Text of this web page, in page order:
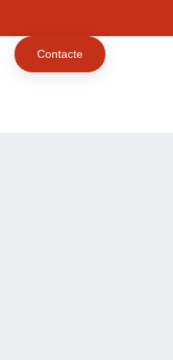
Contacte